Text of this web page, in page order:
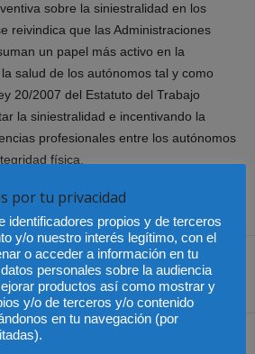
sobre la siniestralidad en los
reivindica que las Administraciones
un papel más activo en la
salud de los autónomos tal y como
20/2007 del Estatuto del Trabajo
la siniestralidad e incentivando la
profesionales entre los autónomos
física.
por tu privacidad
identificadores propios y de terceros
y/o nuestro interés legítimo, con el
o acceder a información en tu
personales sobre la audiencia
productos así como mostrar y
y/o de terceros y/o contenido
en tu navegación (por